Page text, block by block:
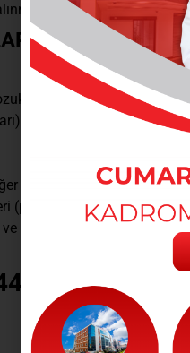
kistleri
(pankreas başı-papilla
karaciğer içi safra yolu
1 443